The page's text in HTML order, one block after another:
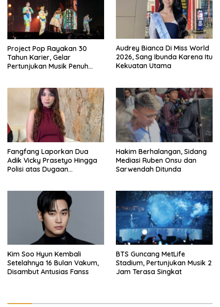
Project Pop Rayakan 30
Tahun Karier, Gelar
Pertunjukan Musik Penuh
Audrey Bianca Di Miss World
2026, Sang Ibunda Karena Itu
Kekuatan Utama
Fangfang Laporkan Dua
Adik Vicky Prasetyo Hingga
Polisi atas Dugaan
Hakim Berhalangan, Sidang
Mediasi Ruben Onsu dan
Sarwendah Ditunda
Kim Soo Hyun Kembali
Setelahnya 16 Bulan Vakum,
Disambut Antusias Fanss
BTS Guncang MetLife
Stadium, Pertunjukan Musik 2
Jam Terasa Singkat